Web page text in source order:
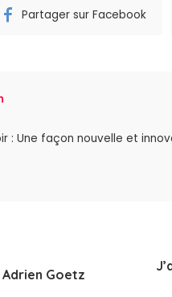
Partager sur Facebook
: Une façon nouvelle et
Goetz